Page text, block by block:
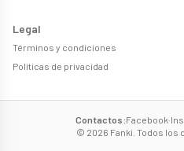
Legal
Términos y condiciones
Políticas de privacidad
Contactos:Facebook·
© 2026 Fanki. Todos los